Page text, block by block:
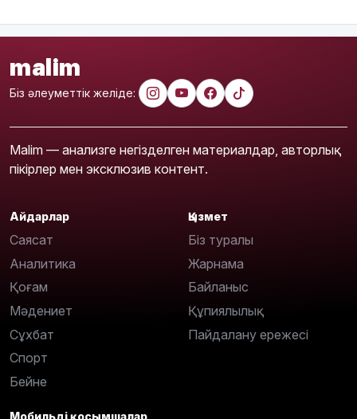
malim
Біз әлеуметтік желіде:
Malim — анализге негізделген материалдар, авторлық
пікірлер мен эксклюзив контент.
Айдарлар
Саясат
Аналитика
Қоғам
Мәдениет
Сұхбат
Спорт
Бейне
Қызмет
Біз туралы
Жарнама
Байланыс
Құпиялылық
Пайдалану ережесі
Мобильді қосымшалар